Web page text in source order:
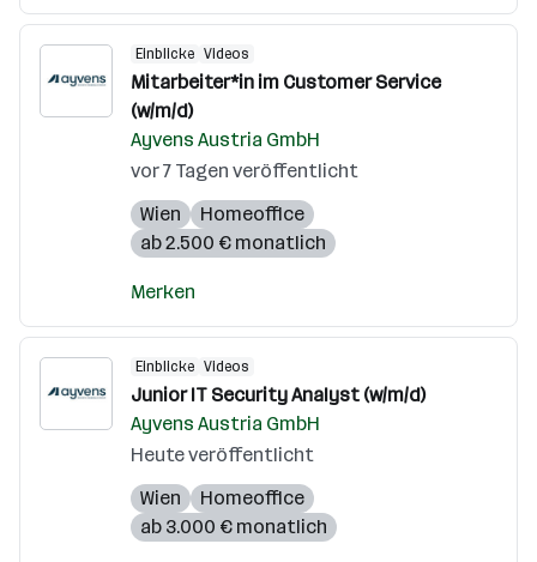
Einblicke Videos
Mitarbeiter*in im Customer Service
(w/m/d)
Ayvens Austria GmbH
vor 7 Tagen veröffentlicht
Wien
Homeoffice
ab 2.500 € monatlich
Merken
Einblicke Videos
Junior IT Security Analyst (w/m/d)
Ayvens Austria GmbH
Heute veröffentlicht
Wien
Homeoffice
ab 3.000 € monatlich